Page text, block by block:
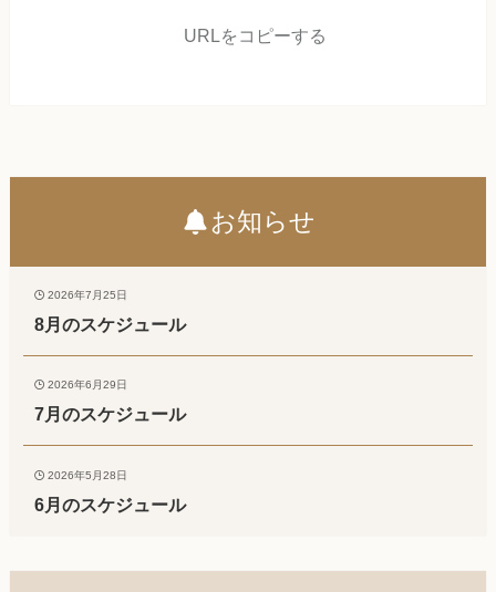
URLをコピーする
お知らせ
2026年7月25日
8月のスケジュール
2026年6月29日
7月のスケジュール
2026年5月28日
6月のスケジュール